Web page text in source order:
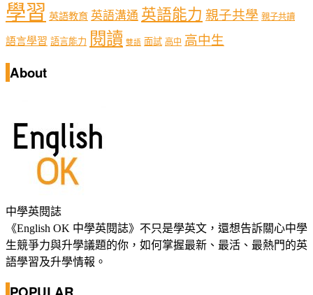
學習 英語教育 英語溝通 英語能力 親子共學 親子共讀
語言學習 語言能力 閱讀 雙語 面試 高中 高中生
About
中學英閱誌
《English OK 中學英閱誌》不只是學英文，還想告訴關心中學
生競爭力與升學議題的你，如何掌握最新、最活、最熱門的英
語學習及升學情報。